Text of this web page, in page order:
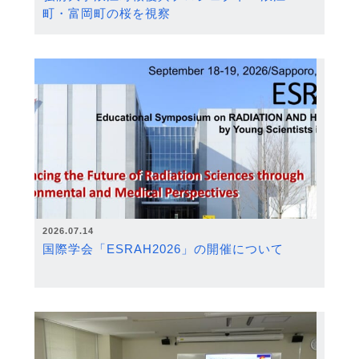
町・富岡町の桜を視察
2026.07.14
国際学会「ESRAH2026」の開催について